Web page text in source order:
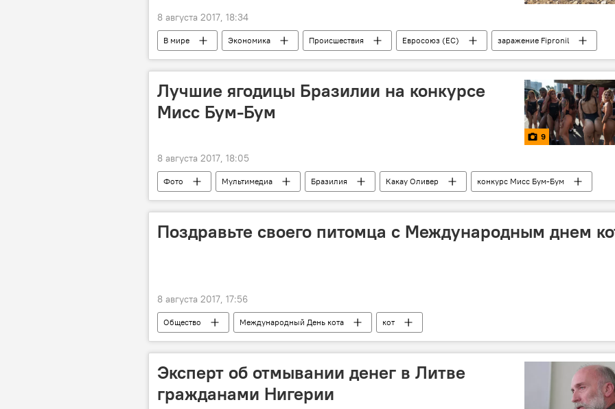
8 августа 2017, 18:34
В мире Экономика Происшествия Евросоюз (ЕС)
заражение Fipronil
инсектицид
куриные фермы
Лучшие ягодицы Бразилии на конкурсе
Мисс Бум-Бум
9
8 августа 2017, 18:05
Фото Мультимедиа Бразилия Какау Оливер
конкурс Мисс Бум-Бум
конкурс красоты
бразильские модели
Поздравьте своего питомца с Международным днем
8 августа 2017, 17:56
Общество Международный День кота кот
Эксперт об отмывании денег в Литве
гражданами Нигерии